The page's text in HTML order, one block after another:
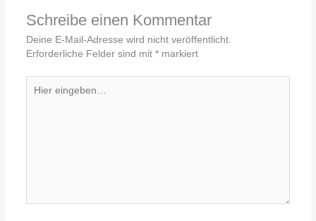
Schreibe einen Kommentar
Deine E-Mail-Adresse wird nicht veröffentlicht.
Erforderliche Felder sind mit *markiert
eingeben…